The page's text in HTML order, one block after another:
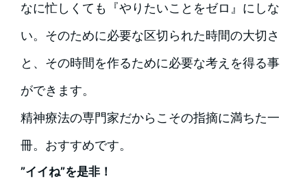
なに忙しくても『やりたいことをゼロ』にしな
い。そのために必要な区切られた時間の大切さ
と、その時間を作るために必要な考えを得る事
ができます。
精神療法の専門家だからこその指摘に満ちた一
冊。おすすめです。
”イイね”を是非！